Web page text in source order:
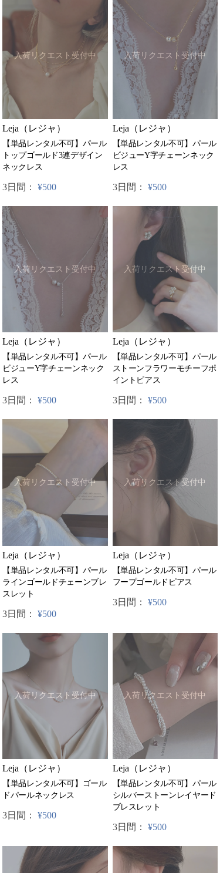
入荷リクエスト受付中
Leja（レジャ）
【単品レンタル不可】パール
トップゴールド3連デザイン
ネックレス
3日間： ¥500
入荷リクエスト受付中
Leja（レジャ）
【単品レンタル不可】パール
ビジューY字チェーンネック
レス
3日間： ¥500
入荷リクエスト受付中
Leja（レジャ）
【単品レンタル不可】パール
ビジューY字チェーンネック
レス
3日間： ¥500
入荷リクエスト受付中
Leja（レジャ）
【単品レンタル不可】パール
ストーンフラワーモチーフポ
イントピアス
3日間： ¥500
入荷リクエスト受付中
Leja（レジャ）
【単品レンタル不可】パール
ラインゴールドチェーンブレ
スレット
3日間： ¥500
入荷リクエスト受付中
Leja（レジャ）
【単品レンタル不可】パール
フープゴールドピアス
3日間： ¥500
入荷リクエスト受付中
Leja（レジャ）
【単品レンタル不可】ゴール
ドパールネックレス
3日間： ¥500
入荷リクエスト受付中
Leja（レジャ）
【単品レンタル不可】パール
シルバーストーンレイヤード
ブレスレット
3日間： ¥500